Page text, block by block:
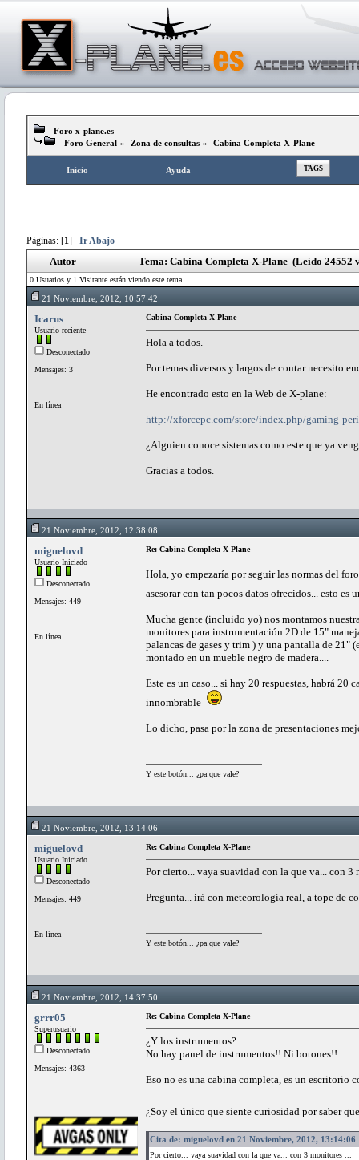
Foro x-plane.es
Foro General » Zona de consultas » Cabina Completa X-Plane
Inicio Ayuda TAGS
Páginas: [1] Ir Abajo
Autor Tema: Cabina Completa X-Plane (Leído 24552
0 Usuarios y 1 Visitante están viendo este tema.
21 Noviembre, 2012, 10:57:42
Icarus
Usuario reciente
Desconectado
Mensajes: 3
En línea
Cabina Completa X-Plane
Hola a todos.
Por temas diversos y largos de contar necesito
He encontrado esto en la Web de X-plane:
http://xforcepc.com/store/index.php/gaming-
¿Alguien conoce sistemas como este que ya
Gracias a todos.
21 Noviembre, 2012, 12:38:08
miguelovd
Usuario Iniciado
Desconectado
Mensajes: 449
En línea
Re: Cabina Completa X-Plane
Hola, yo empezaría por seguir las normas del
asesorar con tan pocos datos ofrecidos... esto
Mucha gente (incluido yo) nos montamos
monitores para instrumentación 2D de 15"
palancas de gases y trim ) y una pantalla de 21"
montado en un mueble negro de madera....
Este es un caso... si hay 20 respuestas, habrá
innombrable
Lo dicho, pasa por la zona de presentaciones
Y este botón... ¿pa que vale?
21 Noviembre, 2012, 13:14:06
miguelovd
Usuario Iniciado
Desconectado
Mensajes: 449
En línea
Re: Cabina Completa X-Plane
Por cierto... vaya suavidad con la que va... con 3
Pregunta... irá con meteorología real, a tope de
Y este botón... ¿pa que vale?
21 Noviembre, 2012, 14:37:50
grrr05
Superusuario
Desconectado
Mensajes: 4363
Re: Cabina Completa X-Plane
¿Y los instrumentos?
No hay panel de instrumentos!! Ni botones!!
Eso no es una cabina completa, es un escritorio
¿Soy el único que siente curiosidad por saber
Cita de: miguelovd en 21 Noviembre, 2012, 13:14:06
Por cierto... vaya suavidad con la que va... con 3 monitores ...